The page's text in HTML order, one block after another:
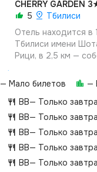
CHERRY GARDEN
5
Тбилиси
Отель находится
Тбилиси имени
Рици, в 2,5 км —
— Мало билетов —
BB— Только
BB— Только
BB— Только
BB— Только
BB— Только